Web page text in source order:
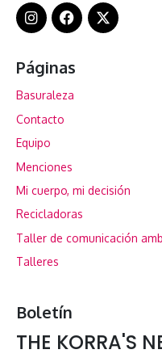
Páginas
Basuraleza
Contacto
Equipo
Menciones
Mi cuerpo, mi decisión
Recicladoras
Taller de comunicación
Talleres
Boletín
THE KORRA'S